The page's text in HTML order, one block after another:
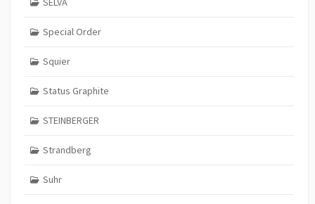
Special Order
Squier
Status Graphite
STEINBERGER
Strandberg
Suhr